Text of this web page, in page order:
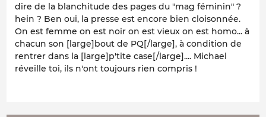
dire de la blanchitude des pages du "mag féminin" ?
hein ? Ben oui, la presse est encore bien cloisonnée.
On est femme on est noir on est vieux on est homo... à
chacun son [large]bout de PQ[/large], à condition de
rentrer dans la [large]p'tite case[/large].... Michael
réveille toi, ils n'ont toujours rien compris !